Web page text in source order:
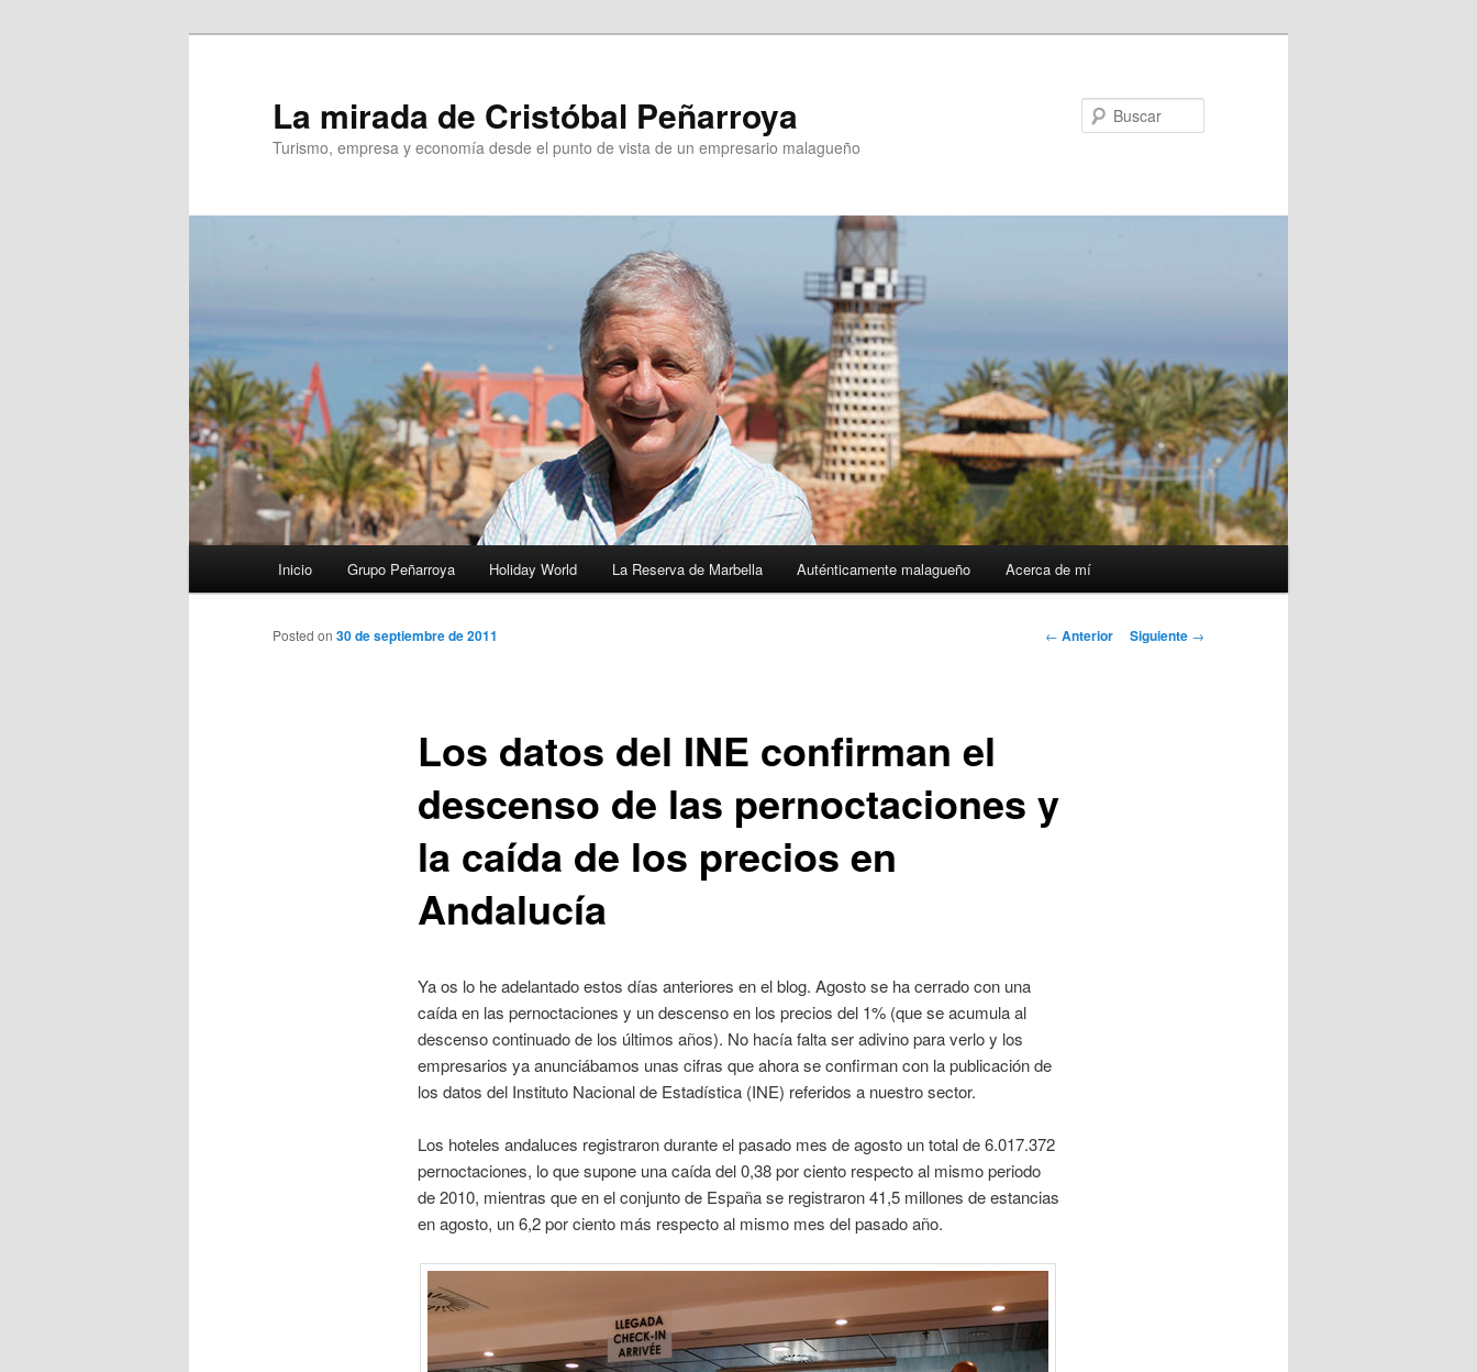
La mirada de Cristóbal Peñarroya
Turismo, empresa y economía desde el punto de vista de un empresario malagueño
Inicio Grupo Peñarroya Holiday World La Reserva de Marbella Auténticamente malagueño Acerca de mí
Navegación
← Anterior Siguiente →
Los datos del INE confirman el
descenso de las pernoctaciones y
la caída de los precios en
Andalucía
Posted on 30 de septiembre de 2011
Ya os lo he adelantado estos días anteriores en el blog. Agosto se ha cerrado con una
caída en las pernoctaciones y un descenso en los precios del 1% (que se acumula al
descenso continuado de los últimos años). No hacía falta ser adivino para verlo y los
empresarios ya anunciábamos unas cifras que ahora se confirman con la publicación de
los datos del Instituto Nacional de Estadística (INE) referidos a nuestro sector.
Los hoteles andaluces registraron durante el pasado mes de agosto un total de 6.017.372
pernoctaciones, lo que supone una caída del 0,38 por ciento respecto al mismo periodo
de 2010, mientras que en el conjunto de España se registraron 41,5 millones de estancias
en agosto, un 6,2 por ciento más respecto al mismo mes del pasado año.